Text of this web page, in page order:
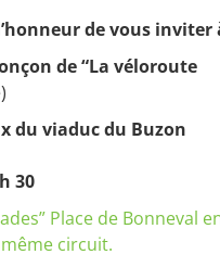
de vous inviter
de “La véloroute
du viaduc du Buzon
30
Place de Bonneval
circuit.